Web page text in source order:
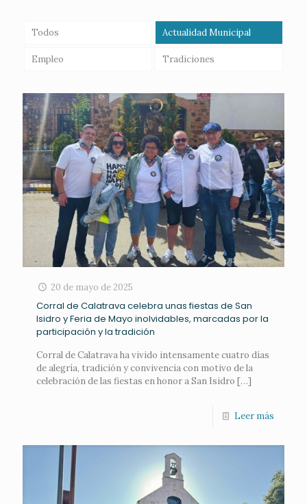
Todos Actualidad Municipal
Empleo Tradiciones
20 de mayo de 2025
Corral de Calatrava celebra unas fiestas de San
Isidro y Feria de Mayo inolvidables, marcadas por la
participación y la tradición
Corral de Calatrava ha vivido intensamente cuatro días
de alegría, tradición y convivencia con motivo de la
celebración de las fiestas en honor a San Isidro […]
Leer más